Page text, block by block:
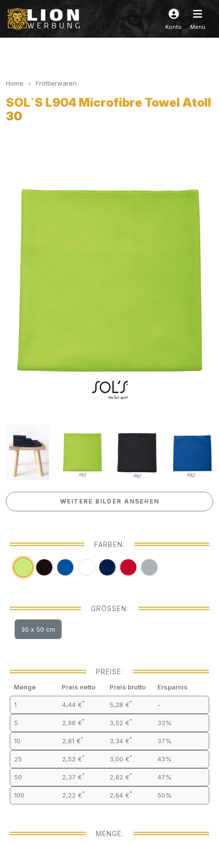
Konto Menü
Home Frottierwaren
SOL´S L904 Microfibre Towel Atoll
30
WEITERE BILDER ANSEHEN
WEITERE BILDER ANSEHEN
FARBEN:
GRÖSSEN:
30 x 50 cm
PREISE:
Menge Preis netto Preis brutto Ersparnis
1 4,44 €* 5,28 €* -
5 2,96 €* 3,52 €* 33%
10 2,81 €* 3,34 €* 37%
25 2,52 €* 3,00 €* 43%
50 2,37 €* 2,82 €* 47%
100 2,22 €* 2,64 €* 50%
MENGE: